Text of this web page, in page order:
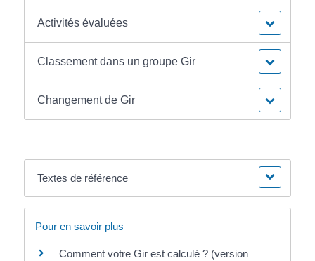
Activités évaluées
Classement dans un groupe Gir
Changement de Gir
Textes de référence
Pour en savoir plus
Comment votre Gir est calculé ? (version